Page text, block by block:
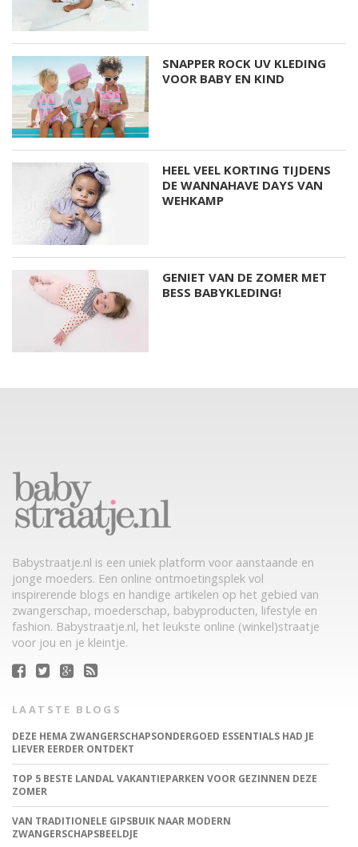
SNAPPER ROCK UV KLEDING
VOOR BABY EN KIND
HEEL VEEL KORTING TIJDENS
DE WANNAHAVE DAYS VAN
WEHKAMP
GENIET VAN DE ZOMER MET
BESS BABYKLEDING!
Babystraatje.nl is een uniek platform voor aanstaande en
jonge moeders. Een online ontmoetingsplek vol
inspirerende blogs en handige artikelen op het gebied van
zwangerschap, moederschap, babyproducten, lifestyle en
fashion. Babystraatje.nl, het leukste online (winkel)straatje
voor jou en je kleintje.
LAATSTE BLOGS
DEZE HEMA ZWANGERSCHAPSONDERGOED ESSENTIALS HAD JE
LIEVER EERDER ONTDEKT
TOP 5 BESTE LANDAL VAKANTIEPARKEN VOOR GEZINNEN DEZE
ZOMER
VAN TRADITIONELE GIPSBUIK NAAR MODERN
ZWANGERSCHAPSBEELDJE